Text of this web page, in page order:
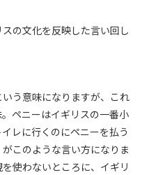
の文化を反映した言い回し
う意味になりますが、これ
ペニーはイギリスの一番小
レに行くのにペニーを払う
このような言い方になりま
使わないところに、イギリ